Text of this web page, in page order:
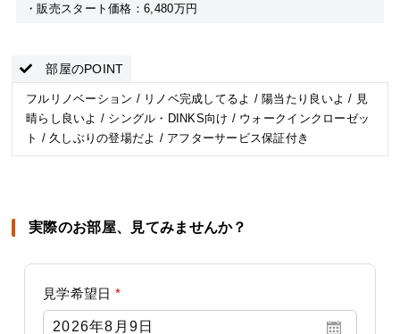
・販売スタート価格：6,480万円
部屋のPOINT
フルリノベーション / リノベ完成してるよ / 陽当たり良いよ / 見
晴らし良いよ / シングル・DINKS向け / ウォークインクローゼッ
ト / 久しぶりの登場だよ / アフターサービス保証付き
実際のお部屋、見てみませんか？
見学希望日 *